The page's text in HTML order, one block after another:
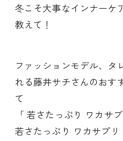
冬こそ大事なインナーケ
教えて！
ファッションモデル、タ
れる藤井サチさんのおす
て
「 若さたっぷり ワカサ
若さたっぷり ワカサプ